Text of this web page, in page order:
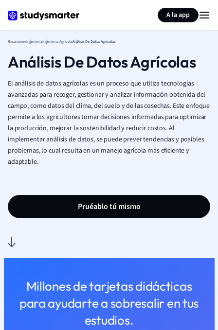
A la app
ResumenesIngenieríaIngeniería AgrícolaAnálisis De Datos Agrícolas
Análisis De Datos Agrícolas
El análisis de datos agrícolas es un proceso que utiliza tecnologías
avanzadas para recoger, gestionar y analizar información obtenida del
campo, como datos del clima, del suelo y de las cosechas. Este enfoque
permite a los agricultores tomar decisiones informadas para optimizar
la producción, mejorar la sostenibilidad y reducir costos. Al
implementar análisis de datos, se puede prever tendencias y posibles
problemas, lo cual resulta en un manejo agrícola más eficiente y
adaptable.
Pruéablo tú mismo
Millones de tarjetas didácticas
para ayudarte a sobresalir en tus
estudios.
Resumir página